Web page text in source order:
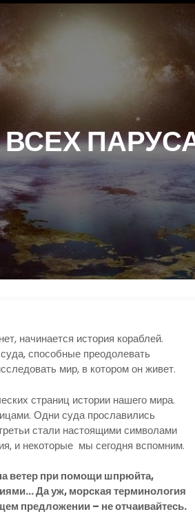
начинается история кораблей.
способные преодолевать
мир, в котором он живет.
страниц истории нашего мира.
Одни суда прославились
стали настоящими символами
и некоторые мы сегодня вспомним.
ветер при помощи шпрюйта,
Да уж, морская терминология
предложении – не отчаивайтесь.